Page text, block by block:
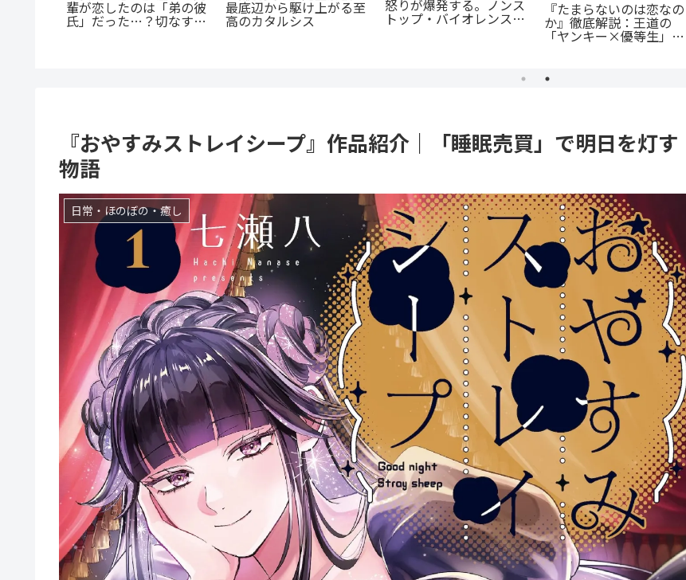
底解説！教室が脳だら
け？衝撃サスペンスを今
すぐ読むべき5つの理由
生ファンタジー：『君に
贈るキヅタ』完全解説
『D・N・ANGEL』正統
続編『DDNAngels』の
ャップ『志乃と恋』のあ
らすじ徹底紹介！甘くて
尊い百合の世界へ
『おやすみストレイシープ』作品紹介｜「睡眠売買」で明日を灯す
物語
日常・ほのぼの・癒し